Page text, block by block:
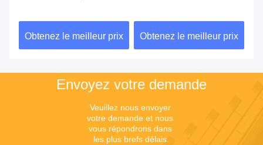
forte 8mm non pour briller
verre
Obtenez le meilleur prix Obtenez le meilleur prix
Envoyez votre demande
Veuillez nous envoyer
votre demande et nous
vous répondrons dans
les plus brefs délais.